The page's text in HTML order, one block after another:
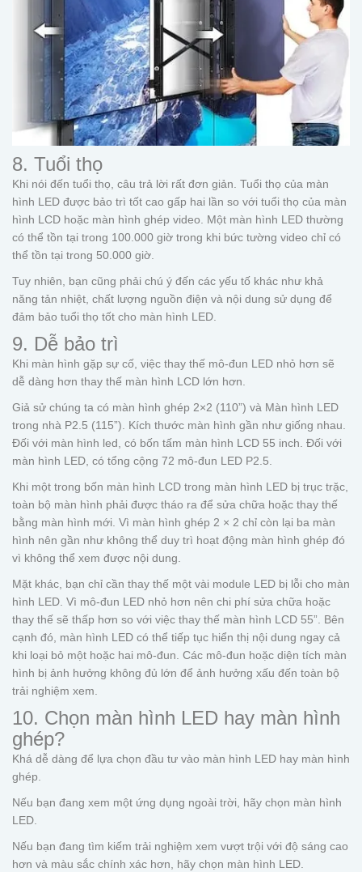
8. Tuổi thọ
Khi nói đến tuổi thọ, câu trả lời rất đơn giản. Tuổi thọ của màn
hình LED được bảo trì tốt cao gấp hai lần so với tuổi thọ của màn
hình LCD hoặc màn hình ghép video. Một màn hình LED thường
có thể tồn tại trong 100.000 giờ trong khi bức tường video chỉ có
thể tồn tại trong 50.000 giờ.
Tuy nhiên, bạn cũng phải chú ý đến các yếu tố khác như khả
năng tản nhiệt, chất lượng nguồn điện và nội dung sử dụng để
đảm bảo tuổi thọ tốt cho màn hình LED.
9. Dễ bảo trì
Khi màn hình gặp sự cố, việc thay thế mô-đun LED nhỏ hơn sẽ
dễ dàng hơn thay thế màn hình LCD lớn hơn.
Giả sử chúng ta có màn hình ghép 2×2 (110”) và Màn hình LED
trong nhà P2.5 (115”). Kích thước màn hình gần như giống nhau.
Đối với màn hình led, có bốn tấm màn hình LCD 55 inch. Đối với
màn hình LED, có tổng cộng 72 mô-đun LED P2.5.
Khi một trong bốn màn hình LCD trong màn hình LED bị trục trặc,
toàn bộ màn hình phải được tháo ra để sửa chữa hoặc thay thế
bằng màn hình mới. Vì màn hình ghép 2 × 2 chỉ còn lại ba màn
hình nên gần như không thể duy trì hoạt động màn hình ghép đó
vì không thể xem được nội dung.
Mặt khác, bạn chỉ cần thay thế một vài module LED bị lỗi cho màn
hình LED. Vì mô-đun LED nhỏ hơn nên chi phí sửa chữa hoặc
thay thế sẽ thấp hơn so với việc thay thế màn hình LCD 55”. Bên
cạnh đó, màn hình LED có thể tiếp tục hiển thị nội dung ngay cả
khi loại bỏ một hoặc hai mô-đun. Các mô-đun hoặc diện tích màn
hình bị ảnh hưởng không đủ lớn để ảnh hưởng xấu đến toàn bộ
trải nghiệm xem.
10. Chọn màn hình LED hay màn hình
ghép?
Khá dễ dàng để lựa chọn đầu tư vào màn hình LED hay màn hình
ghép.
Nếu bạn đang xem một ứng dụng ngoài trời, hãy chọn màn hình
LED.
Nếu bạn đang tìm kiếm trải nghiệm xem vượt trội với độ sáng cao
hơn và màu sắc chính xác hơn, hãy chọn màn hình LED.